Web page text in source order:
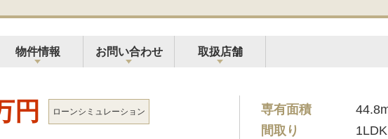
物件情報 お問い合わせ 取扱店舗
円 ローンシミュレーション 専有面積
間取り
1LDK